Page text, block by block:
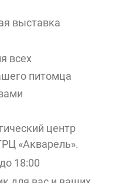
выставка
всех
питомца
центр
«Акварель».
18:00